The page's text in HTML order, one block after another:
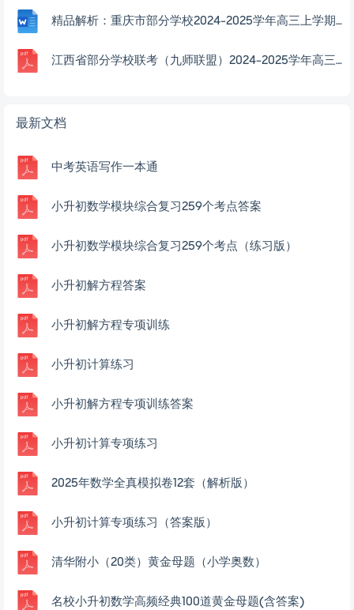
精品解析：重庆市部分学校2024-2025学年高三上学期高考模拟调研卷（二）数学试题（解析版）
江西省部分学校联考（九师联盟）2024-2025学年高三上学期12月联考数学试题答案
最新文档
中考英语写作一本通
小升初数学模块综合复习259个考点答案
小升初数学模块综合复习259个考点（练习版）
小升初解方程答案
小升初解方程专项训练
小升初计算练习
小升初解方程专项训练答案
小升初计算专项练习
2025年数学全真模拟卷12套（解析版）
小升初计算专项练习（答案版）
清华附小（20类）黄金母题（小学奥数）
名校小升初数学高频经典100道黄金母题(含答案)